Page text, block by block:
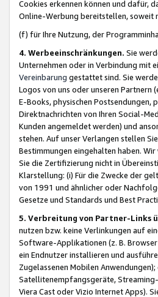
Cookies erkennen können und dafür,
Online-Werbung bereitstellen, soweit
(f) für Ihre Nutzung, der
4. Werbeeinschränkungen. Sie
Unternehmen oder in Verbindung mit
Vereinbarung gestattet sind. Sie
Logos von uns oder unseren Partnern
E-Books, physischen Postsendungen,
Direktnachrichten von Ihren Social-
Kunden angemeldet werden) und
stehen. Auf unser Verlangen stellen
Bestimmungen eingehalten haben.
Sie die Zertifizierung nicht in
Klarstellung: (i) Für die Zwecke der
von 1991 und ähnlicher oder
Gesetze und Standards und Best
5. Verbreitung von Partner-Links
nutzen bzw. keine Verlinkungen auf
Software-Applikationen (z. B.
ein Endnutzer installieren und
Zugelassenen Mobilen
Satellitenempfangsgeräte,
Viera Cast oder Vizio Internet Apps).